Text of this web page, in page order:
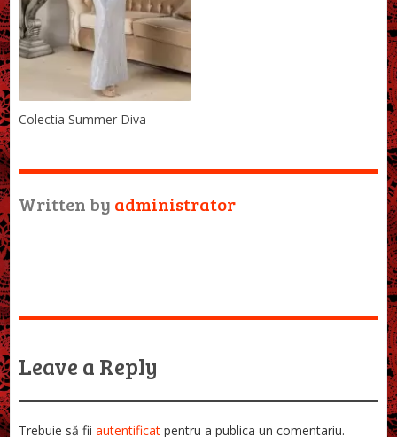
Colectia Summer Diva
Written by administrator
Leave a Reply
Trebuie să fii autentificatpentru a publica un comentariu.